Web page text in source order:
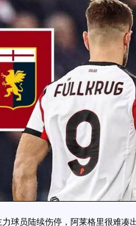
员陆续伤停，阿莱格里很难凑